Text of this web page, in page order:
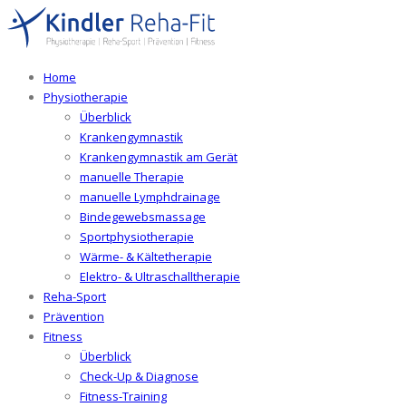
Home
Physiotherapie
Überblick
Krankengymnastik
Krankengymnastik am Gerät
manuelle Therapie
manuelle Lymphdrainage
Bindegewebsmassage
Sportphysiotherapie
Wärme- & Kältetherapie
Elektro- & Ultraschalltherapie
Reha-Sport
Prävention
Fitness
Überblick
Check-Up & Diagnose
Fitness-Training